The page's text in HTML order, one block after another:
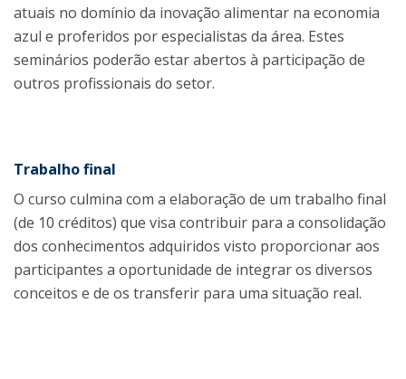
atuais no domínio da inovação alimentar na economia
azul e proferidos por especialistas da área. Estes
seminários poderão estar abertos à participação de
outros profissionais do setor.
Trabalho final
O curso culmina com a elaboração de um trabalho final
(de 10 créditos) que visa contribuir para a consolidação
dos conhecimentos adquiridos visto proporcionar aos
participantes a oportunidade de integrar os diversos
conceitos e de os transferir para uma situação real.